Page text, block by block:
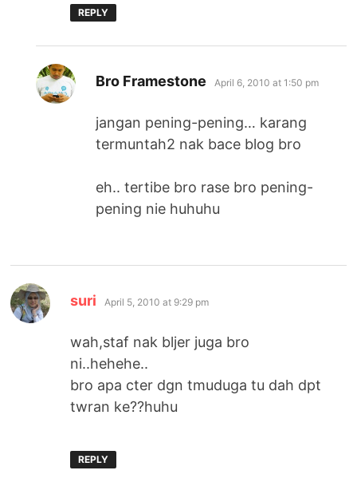
REPLY
Bro Framestone says:
April 6, 2010 at 1:50 pm
jangan pening-pening… karang
termuntah2 nak bace blog bro
eh.. tertibe bro rase bro pening-
pening nie huhuhu
suri says:
April 5, 2010 at 9:29 pm
wah,staf nak bljer juga bro
ni..hehehe..
bro apa cter dgn tmuduga tu dah dpt
twran ke??huhu
REPLY